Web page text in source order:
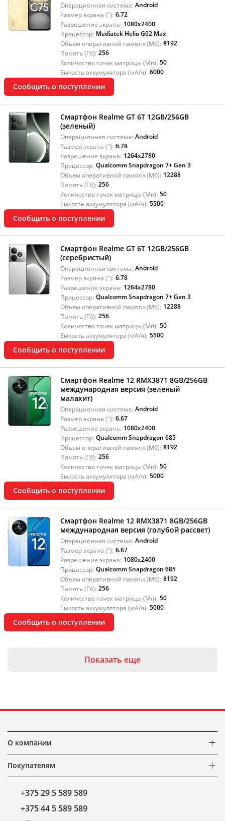
Операционная система: Android
Размер экрана ("): 6.72
Разрешение экрана: 1080x2400
Процессор: Mediatek Helio G92 Max
Объем оперативной памяти (Мб): 8192
Память (Гб): 256
Количество точек матрицы (Мп): 50
Емкость аккумулятора (мА/ч): 6000
Сообщить о поступлении
Смартфон Realme GT 6T 12GB/256GB
(зеленый)
Операционная система: Android
Размер экрана ("): 6.78
Разрешение экрана: 1264x2780
Процессор: Qualcomm Snapdragon 7+ Gen 3
Объем оперативной памяти (Мб): 12288
Память (Гб): 256
Количество точек матрицы (Мп): 50
Емкость аккумулятора (мА/ч): 5500
Сообщить о поступлении
Смартфон Realme GT 6T 12GB/256GB
(серебристый)
Операционная система: Android
Размер экрана ("): 6.78
Разрешение экрана: 1264x2780
Процессор: Qualcomm Snapdragon 7+ Gen 3
Объем оперативной памяти (Мб): 12288
Память (Гб): 256
Количество точек матрицы (Мп): 50
Емкость аккумулятора (мА/ч): 5500
Сообщить о поступлении
Смартфон Realme 12 RMX3871 8GB/256GB
международная версия (зеленый
малахит)
Операционная система: Android
Размер экрана ("): 6.67
Разрешение экрана: 1080x2400
Процессор: Qualcomm Snapdragon 685
Объем оперативной памяти (Мб): 8192
Память (Гб): 256
Количество точек матрицы (Мп): 50
Емкость аккумулятора (мА/ч): 5000
Сообщить о поступлении
Смартфон Realme 12 RMX3871 8GB/256GB
международная версия (голубой рассвет)
Операционная система: Android
Размер экрана ("): 6.67
Разрешение экрана: 1080x2400
Процессор: Qualcomm Snapdragon 685
Объем оперативной памяти (Мб): 8192
Память (Гб): 256
Количество точек матрицы (Мп): 50
Емкость аккумулятора (мА/ч): 5000
Сообщить о поступлении
Показать еще
О компании
Покупателям
+375 29 5 589 589
+375 44 5 589 589